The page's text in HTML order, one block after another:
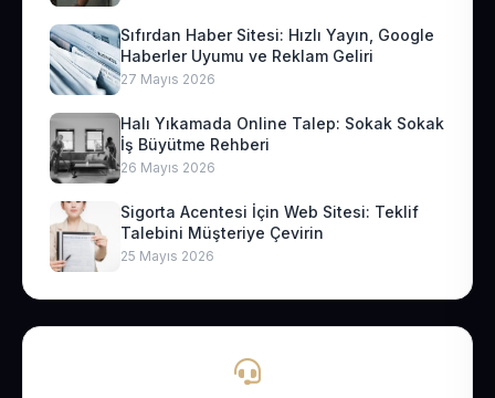
Sıfırdan Haber Sitesi: Hızlı Yayın, Google
Haberler Uyumu ve Reklam Geliri
27 Mayıs 2026
Halı Yıkamada Online Talep: Sokak Sokak
İş Büyütme Rehberi
26 Mayıs 2026
Sigorta Acentesi İçin Web Sitesi: Teklif
Talebini Müşteriye Çevirin
25 Mayıs 2026